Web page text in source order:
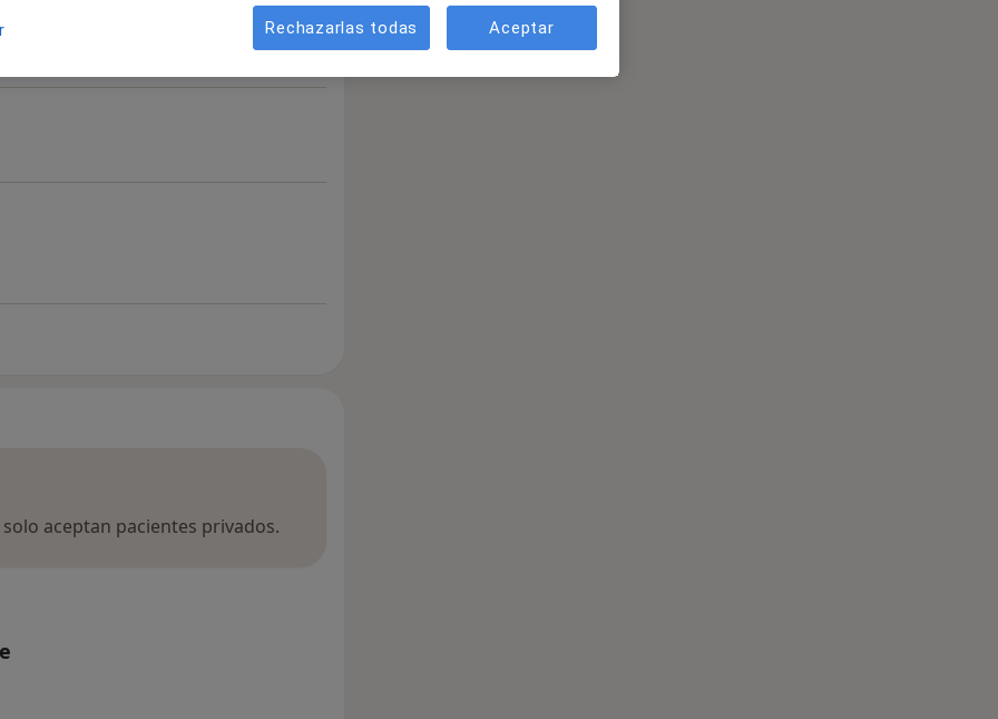
un tratamiento
con la última tecnología en
a tu situación y darte las
aceptan pacientes privados.
Rechazarlas todas Aceptar